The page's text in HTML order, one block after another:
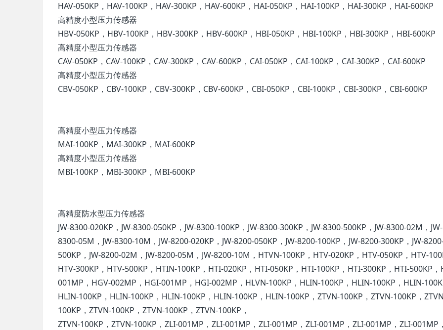
HAV-050KP，HAV-100KP，HAV-300KP，HAV-600KP，HAI-050KP，HAI-100KP，HAI-300KP，HAI-600KP
高精度小型压力传感器
HBV-050KP，HBV-100KP，HBV-300KP，HBV-600KP，HBI-050KP，HBI-100KP，HBI-300KP，HBI-600KP
高精度小型压力传感器
CAV-050KP，CAV-100KP，CAV-300KP，CAV-600KP，CAI-050KP，CAI-100KP，CAI-300KP，CAI-600KP
高精度小型压力传感器
CBV-050KP，CBV-100KP，CBV-300KP，CBV-600KP，CBI-050KP，CBI-100KP，CBI-300KP，CBI-600KP
高精度小型压力传感器
MAI-100KP，MAI-300KP，MAI-600KP
高精度小型压力传感器
MBI-100KP，MBI-300KP，MBI-600KP
高精度防水型压力传感器
JW-8300-020KP，JW-8300-050KP，JW-8300-100KP，JW-8300-300KP，JW-8300-500KP，JW-8300-02M，JW-
8300-05M，JW-8300-10M，JW-8200-020KP，JW-8200-050KP，JW-8200-100KP，JW-8200-300KP，JW-
500KP，JW-8200-02M，JW-8200-05M，JW-8200-10M，HTVN-100KP，HTV-020KP，HTV-050KP，HTV-
HTV-300KP，HTV-500KP，HTIN-100KP，HTI-020KP，HTI-050KP，HTI-100KP，HTI-300KP，HTI-500KP，
001MP，HGV-002MP，HGI-001MP，HGI-002MP，HLVN-100KP，HLIN-100KP，HLIN-100KP，HLIN-
HLIN-100KP，HLIN-100KP，HLIN-100KP，HLIN-100KP，HLIN-100KP，ZTVN-100KP，ZTVN-100KP，
100KP，ZTVN-100KP，ZTVN-100KP，ZTVN-100KP，
ZTVN-100KP，ZTVN-100KP，ZLI-001MP，ZLI-001MP，ZLI-001MP，ZLI-001MP，ZLI-001MP，ZLI-001MP